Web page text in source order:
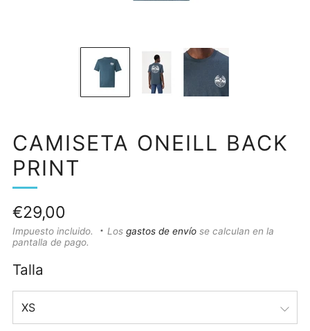
CAMISETA ONEILL BACK
PRINT
Precio
habitual
€29,00
Impuesto incluido. Los gastos de envío se calculan en la
pantalla de pago.
Talla